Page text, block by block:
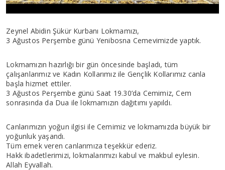
Zeynel Abidin Şükür Kurbanı Lokmamızı,
3 Ağustos Perşembe günü Yenibosna Cemevimizde yaptık.
Lokmamızın hazırlığı bir gün öncesinde başladı, tüm
çalışanlarımız ve Kadın Kollarımız ile Gençlik Kollarımız canla
başla hizmet ettiler.
3 Ağustos Perşembe günü Saat 19.30’da Cemimiz, Cem
sonrasında da Dua ile lokmamızın dağıtımı yapıldı.
Canlarımızın yoğun ilgisi ile Cemimiz ve lokmamızda büyük bir
yoğunluk yaşandı.
Tüm emek veren canlarımıza teşekkür ederiz.
Hakk ibadetlerimizi, lokmalarımızı kabul ve makbul eylesin.
Allah Eyvallah.